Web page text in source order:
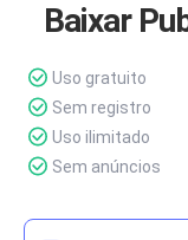
Baixar
Uso gratuito
Sem registro
Uso ilimitado
Sem anúncios